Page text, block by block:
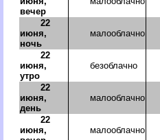
вечер
22
июня,
ночь
малооблачно
22
июня,
утро
безоблачно
22
июня,
день
малооблачно
22
июня,
малооблачно